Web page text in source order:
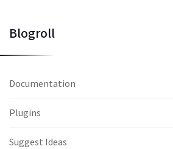
Blogroll
Documentation
Plugins
Suggest Ideas